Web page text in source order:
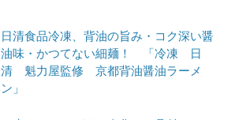
日清食品冷凍、背油の旨み・コク深い醤
油味・かつてない細麺！ 「冷凍 日
清 魁力屋監修 京都背油醤油ラーメ
ン」